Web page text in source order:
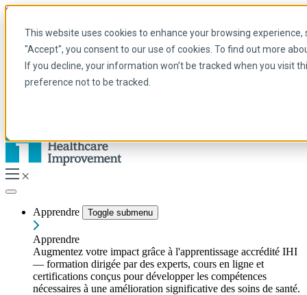
This website uses cookies to enhance your browsing
"Accept", you consent to our use of cookies. To find out more
If you decline, your information won’t be tracked when you visit
preference not to be tracked.
Skip to main content
French
Arabic
Anglais
Français
Apprendre Toggle submenu
Apprendre
Augmentez votre impact grâce à l'apprentissage accrédité IHI
— formation dirigée par des experts, cours en ligne et
certifications conçus pour développer les compétences
nécessaires à une amélioration significative des soins de santé.